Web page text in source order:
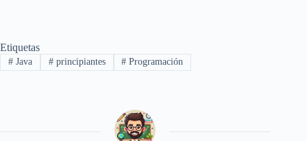
Etiquetas
#Java #principiantes # Programación